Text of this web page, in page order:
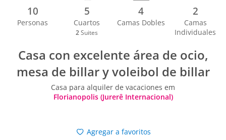
10
Personas
5
Cuartos
2 Suites
4
Camas Dobles
2
Camas
Individuales
Casa con excelente área de ocio,
mesa de billar y voleibol de billar
Casa para alquiler de vacaciones em
Florianopolis (Jurerê Internacional)
Agregar a favoritos